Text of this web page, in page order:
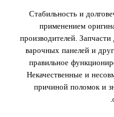
Стабильность и
применением
производителей.
варочных панелей и
правильное
Некачественные и
причиной поломок и